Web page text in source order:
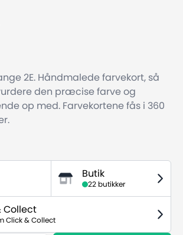
2E. Håndmalede farvekort, så
den præcise farve og
op med. Farvekortene fås i 360
Butik
22 butikker
Collect
Click & Collect